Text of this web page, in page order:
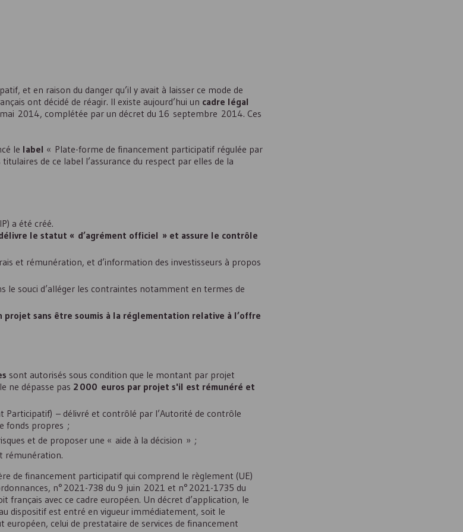
et en raison du danger qu’il y avait à laisser ce mode de
ont décidé de réagir. Il existe aujourd’hui un cadre légal
2014, complétée par un décret du 16 septembre 2014. Ces
le label « Plate-forme de financement participatif régulée par
de ce label l’assurance du respect par elles de la
) a été créé.
le statut « d’agrément officiel » et assure le contrôle
et rémunération, et d’information des investisseurs à propos
le souci d’alléger les contraintes notamment en termes de
sans être soumis à la réglementation relative à l’offre
sont autorisés sous condition que le montant par projet
ne dépasse pas 2 000 euros par projet s'il est rémunéré et
Participatif) – délivré et contrôlé par l’Autorité de contrôle
fonds propres ;
et de proposer une « aide à la décision » ;
rémunération.
de financement participatif qui comprend le règlement (UE)
n° 2021-738 du 9 juin 2021 et n° 2021-1735 du
avec ce cadre européen. Un décret d’application, le
dispositif est entré en vigueur immédiatement, soit le
celui de prestataire de services de financement